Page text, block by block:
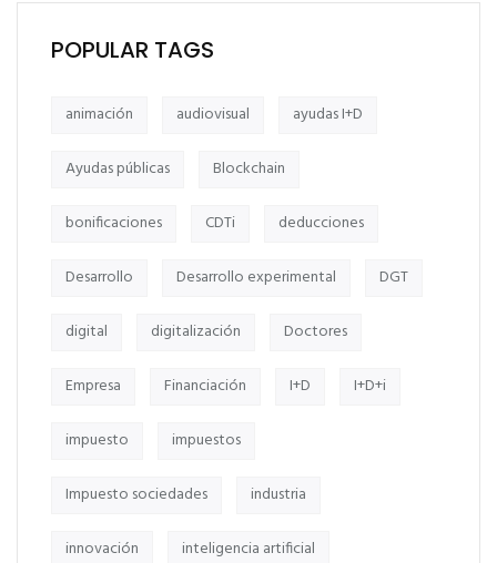
POPULAR TAGS
animación audiovisual ayudas I+D
Ayudas públicas Blockchain
bonificaciones CDTi deducciones
Desarrollo Desarrollo experimental DGT
digital digitalización Doctores
Empresa Financiación I+D I+D+i
impuesto impuestos
Impuesto sociedades industria
innovación inteligencia artificial